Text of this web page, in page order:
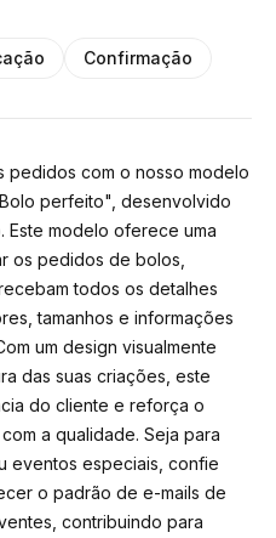
Confirmação
pedidos com o nosso modelo
perfeito", desenvolvido
Este modelo oferece uma
os pedidos de bolos,
todos os detalhes
tamanhos e informações
um design visualmente
das suas criações, este
do cliente e reforça o
a qualidade. Seja para
eventos especiais, confie
o padrão de e-mails de
contribuindo para